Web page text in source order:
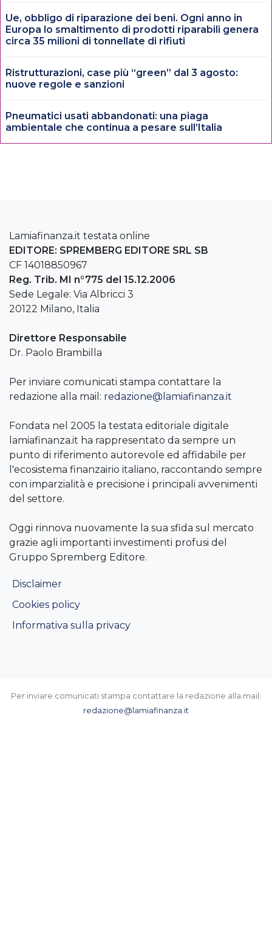
Ue, obbligo di riparazione dei beni. Ogni anno in
Europa lo smaltimento di prodotti riparabili genera
circa 35 milioni di tonnellate di rifiuti
Ristrutturazioni, case più “green” dal 3 agosto:
nuove regole e sanzioni
Pneumatici usati abbandonati: una piaga
ambientale che continua a pesare sull’Italia
Lamiafinanza.it testata online
EDITORE: SPREMBERG EDITORE SRL SB
CF 14018850967
Reg. Trib. MI n°775 del 15.12.2006
Sede Legale: Via Albricci 3
20122 Milano, Italia
Direttore Responsabile
Dr. Paolo Brambilla
Per inviare comunicati stampa contattare la
redazione alla mail: redazione@lamiafinanza.it
Fondata nel 2005 la testata editoriale digitale
lamiafinanza.it ha rappresentato da sempre un
punto di riferimento autorevole ed affidabile per
l'ecosistema finanzairio italiano, raccontando sempre
con imparzialità e precisione i principali avvenimenti
del settore.
Oggi rinnova nuovamente la sua sfida sul mercato
grazie agli importanti investimenti profusi del
Gruppo Spremberg Editore.
Disclaimer
Cookies policy
Informativa sulla privacy
Per inviare comunicati stampa contattare la redazione alla mail:
redazione@lamiafinanza.it